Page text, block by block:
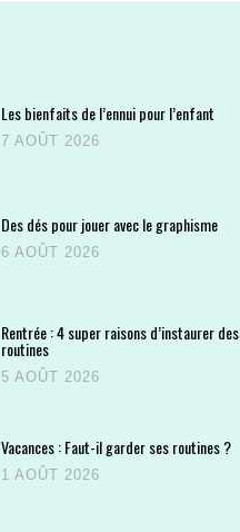
Les bienfaits de l’ennui pour l’enfant
7 AOÛT 2026
Des dés pour jouer avec le graphisme
6 AOÛT 2026
Rentrée : 4 super raisons d’instaurer des
routines
5 AOÛT 2026
Vacances : Faut-il garder ses routines ?
1 AOÛT 2026